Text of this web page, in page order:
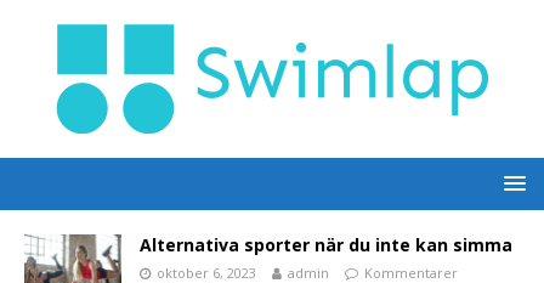
Alternativa sporter när du inte kan simma
oktober 6, 2023 admin
Kommentarer